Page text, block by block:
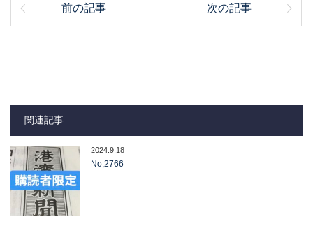
前の記事 次の記事
関連記事
2024.9.18
No,2766